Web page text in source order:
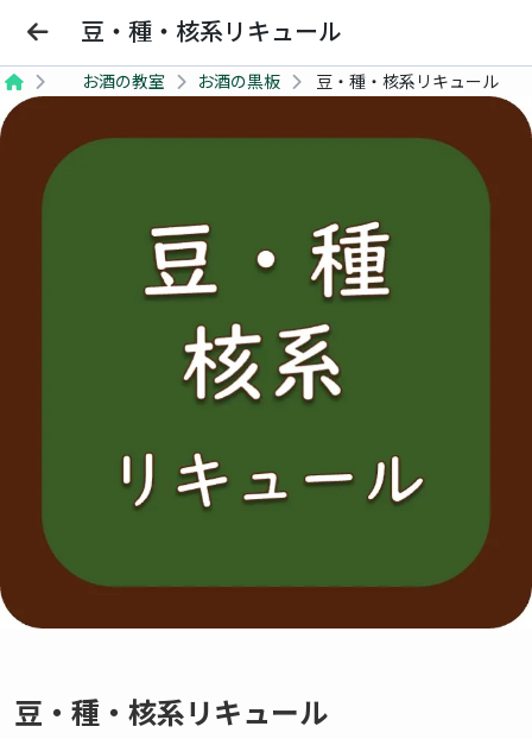
豆・種・核系リキュール
お酒の教室 お酒の黒板 豆・種・核系リキュール
豆・種・核系リキュール
Bars Beginner
Barを探す
SCHOOL
COCKTAIL
お酒の教室
カクテル辞典
私たちについて・想い
お問い合わせ